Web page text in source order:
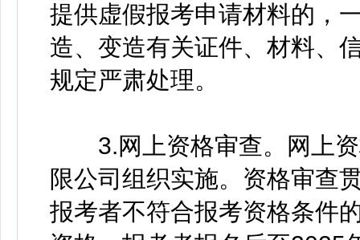
提供虚假报考申请材料的，
造、变造有关证件、材料、
规定严肃处理。
3.网上资格审查。网上资
限公司组织实施。资格审查
报考者不符合报考资格条件